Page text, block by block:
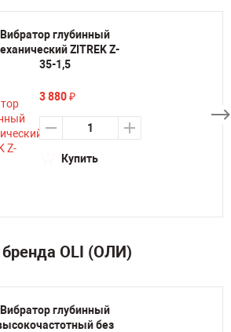
Вибратор глубинный
ZITREK Z-
35-1,5
3 880₽
Купить
OLI (ОЛИ)
Вибратор глубинный
без